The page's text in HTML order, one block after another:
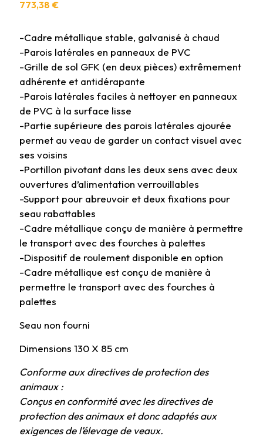
773,38 €
-Cadre métallique stable, galvanisé à chaud
-Parois latérales en panneaux de PVC
-Grille de sol GFK (en deux pièces) extrêmement
adhérente et antidérapante
-Parois latérales faciles à nettoyer en panneaux
de PVC à la surface lisse
-Partie supérieure des parois latérales ajourée
permet au veau de garder un contact visuel avec
ses voisins
-Portillon pivotant dans les deux sens avec deux
ouvertures d’alimentation verrouillables
-Support pour abreuvoir et deux fixations pour
seau rabattables
-Cadre métallique conçu de manière à permettre
le transport avec des fourches à palettes
-Dispositif de roulement disponible en option
-Cadre métallique est conçu de manière à
permettre le transport avec des fourches à
palettes
Seau non fourni
Dimensions 130 X 85 cm
Conforme aux directives de protection des
animaux :
Conçus en conformité avec les directives de
protection des animaux et donc adaptés aux
exigences de l’élevage de veaux.